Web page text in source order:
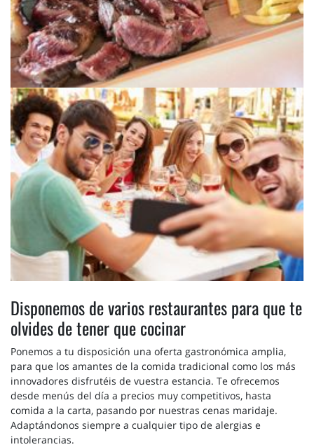
Disponemos de varios restaurantes para que te
olvides de tener que cocinar
Ponemos a tu disposición una oferta gastronómica amplia,
para que los amantes de la comida tradicional como los más
innovadores disfrutéis de vuestra estancia. Te ofrecemos
desde menús del día a precios muy competitivos, hasta
comida a la carta, pasando por nuestras cenas maridaje.
Adaptándonos siempre a cualquier tipo de alergias e
intolerancias.